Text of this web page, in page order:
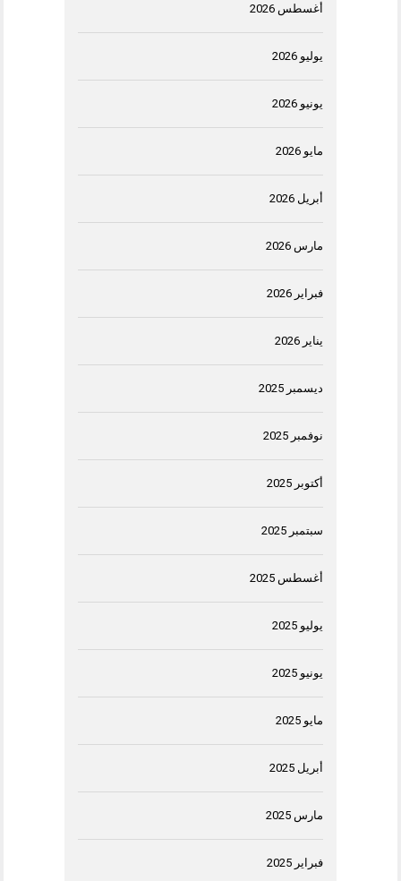
أغسطس 2026
يوليو 2026
يونيو 2026
مايو 2026
أبريل 2026
مارس 2026
فبراير 2026
يناير 2026
ديسمبر 2025
نوفمبر 2025
أكتوبر 2025
سبتمبر 2025
أغسطس 2025
يوليو 2025
يونيو 2025
مايو 2025
أبريل 2025
مارس 2025
فبراير 2025